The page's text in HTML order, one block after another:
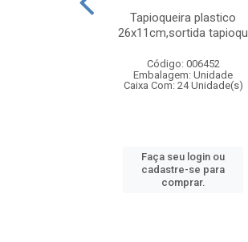
Tapioqueira plastico
26x11cm,sortida tapioqu
Código: 006452
Embalagem: Unidade
Caixa Com: 24 Unidade(s)
Faça seu login ou
cadastre-se para
comprar.